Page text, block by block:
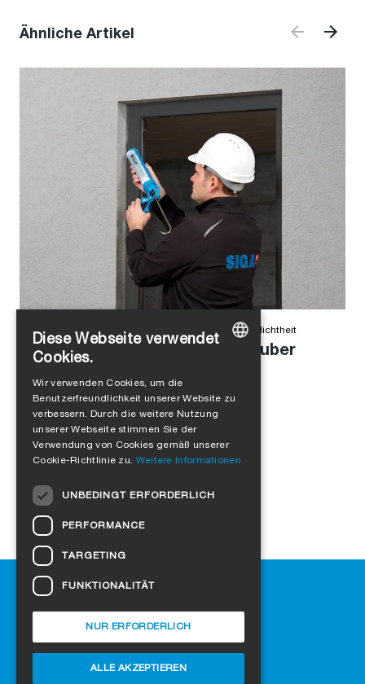
Ähnliche Artikel
Alejandro Jimenez Produkte Winddichtheit ,Luftdichtheit
Anschlussfuge einfach und sauber
Hilfe
SIGA-Fachhändler finden
Häufig gestellte Fragen
Cookie-Einstellungen
ENGLISH
FRENCH
DANISH
Diese Webseite verwendet
Cookies.
Wir verwenden Cookies, um die
Benutzerfreundlichkeit unserer Website zu
verbessern. Durch die weitere Nutzung
unserer Webseite stimmen Sie der
Verwendung von Cookies gemäß unserer
Cookie-Richtlinie zu. Weitere Informationen
UNBEDINGT ERFORDERLICH
PERFORMANCE
TARGETING
FUNKTIONALITÄT
ALLE AKZEPTIEREN
NUR ERFORDERLICH